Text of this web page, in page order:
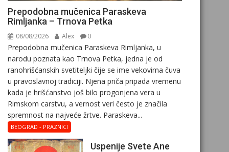
Prepodobna mučenica Paraskeva
Rimljanka – Trnova Petka
08/08/2026 Alex 0
Prepodobna mučenica Paraskeva Rimljanka, u
narodu poznata kao Trnova Petka, jedna je od
ranohrišćanskih svetiteljki čije se ime vekovima čuva
u pravoslavnoj tradiciji. Njena priča pripada vremenu
kada je hrišćanstvo još bilo progonjena vera u
Rimskom carstvu, a vernost veri često je značila
spremnost na najveće žrtve. Paraskeva...
BEOGRAD - PRAZNICI
Uspenije Svete Ane